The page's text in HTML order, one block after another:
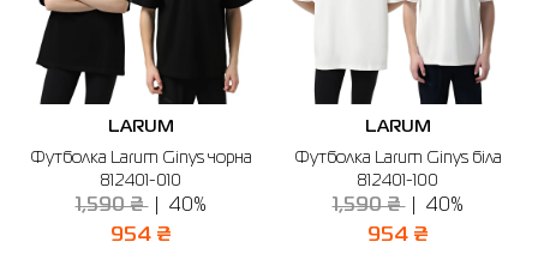
LARUM
Футболка Larum Ginys чорна
812401-010
1,590 ₴ 40%
954 ₴
LARUM
Футболка Larum Ginys біла
812401-100
1,590 ₴ 40%
954 ₴